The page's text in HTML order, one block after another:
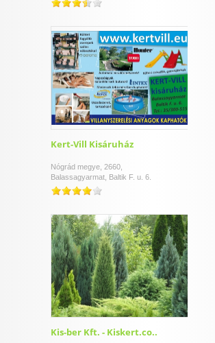
Kert-Vill Kisáruház
Nógrád megye, 2660,
Balassagyarmat, Baltik F. u. 6.
Kis-ber Kft. - Kiskert.co..